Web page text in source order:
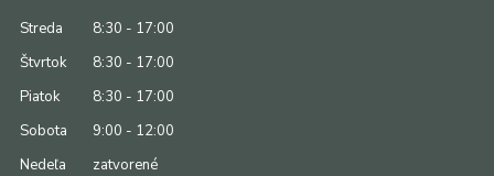
Streda
8:30 - 17:00
Štvrtok
8:30 - 17:00
Piatok
8:30 - 17:00
Sobota
9:00 - 12:00
Nedeľa
zatvorené